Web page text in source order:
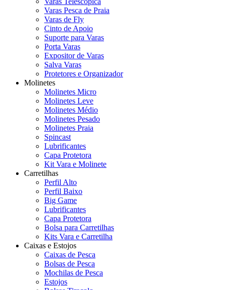
Varas Pesca de Praia
Varas de Fly
Cinto de Apoio
Suporte para Varas
Porta Varas
Expositor de Varas
Salva Varas
Protetores e Organizador
Molinetes
Molinetes Micro
Molinetes Leve
Molinetes Médio
Molinetes Pesado
Molinetes Praia
Spincast
Lubrificantes
Capa Protetora
Kit Vara e Molinete
Carretilhas
Perfil Alto
Perfil Baixo
Big Game
Lubrificantes
Capa Protetora
Bolsa para Carretilhas
Kits Vara e Carretilha
Caixas e Estojos
Caixas de Pesca
Bolsas de Pesca
Mochilas de Pesca
Estojos